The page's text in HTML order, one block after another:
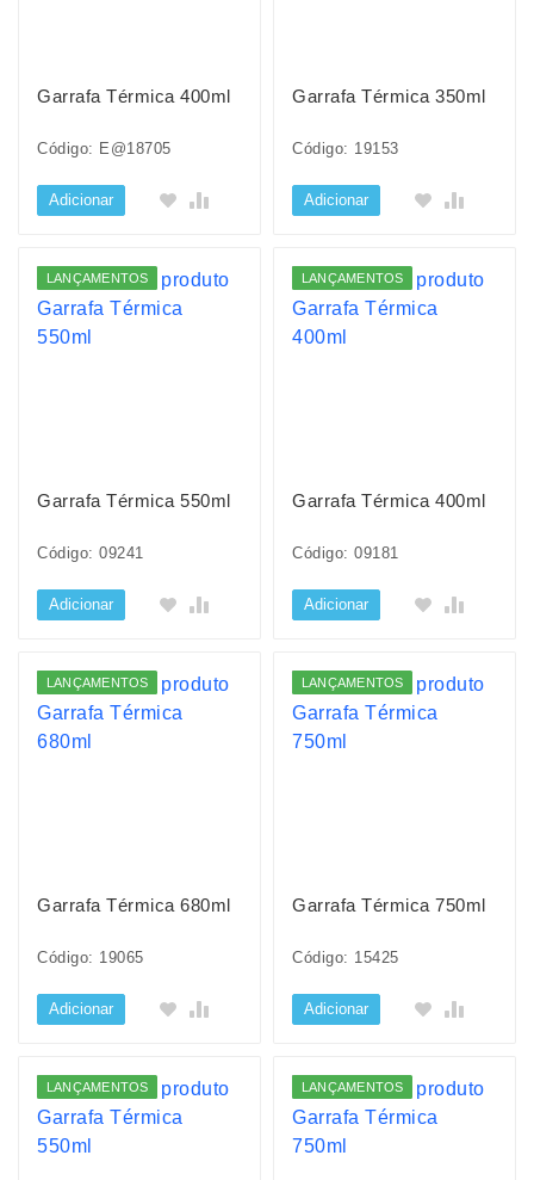
Garrafa Térmica 400ml
Código: E@18705
Adicionar
Garrafa Térmica 350ml
Código: 19153
Adicionar
LANÇAMENTOS
Garrafa Térmica 550ml
Código: 09241
Adicionar
LANÇAMENTOS
Garrafa Térmica 400ml
Código: 09181
Adicionar
LANÇAMENTOS
Garrafa Térmica 680ml
Código: 19065
Adicionar
LANÇAMENTOS
Garrafa Térmica 750ml
Código: 15425
Adicionar
LANÇAMENTOS LANÇAMENTOS